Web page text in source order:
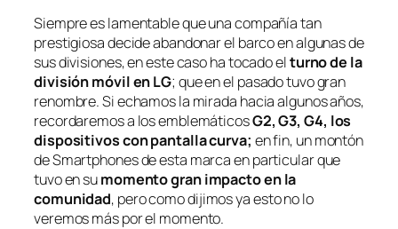
Siempre es lamentable que una compañía tan
prestigiosa decide abandonar el barco en algunas de
sus divisiones, en este caso ha tocado elturno de la
división móvil en LG; que en el pasado tuvo gran
renombre. Si echamos la mirada hacia algunos años,
recordaremos a los emblemáticosG2, G3, G4, los
dispositivos con pantalla curva; en fin, un montón
de Smartphones de esta marca en particular que
tuvo en sumomento gran impacto en la
comunidad, pero como dijimos ya esto no lo
veremos más por el momento.